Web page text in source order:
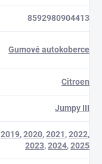
8592980904413
Gumové autokoberce
Citroen
Jumpy III
2019,2020,2021,2022,
2023,2024,2025